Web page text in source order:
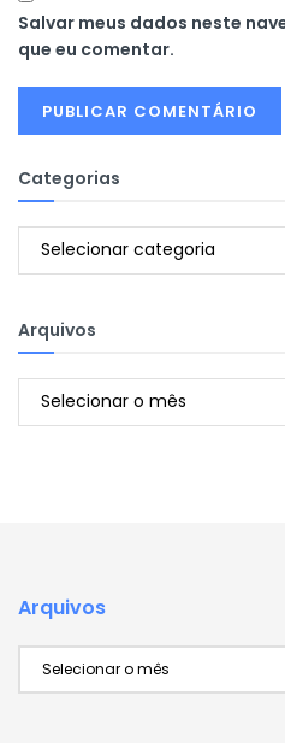
Salvar meus dados neste
que eu comentar.
Categorias
Categorias
Arquivos
Arquivos
Arquivos